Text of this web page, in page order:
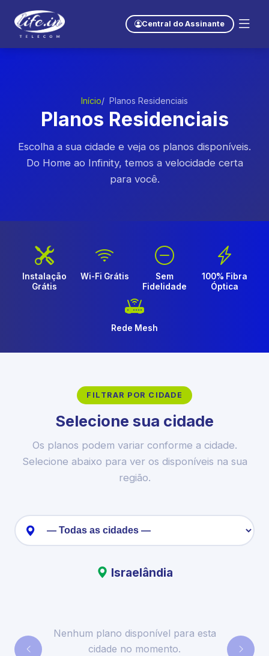
Central do Assinante
Início Planos Residenciais
Planos Residenciais
Escolha a sua cidade e veja os planos disponíveis.
Do Home ao Infinity, temos a velocidade certa
para você.
Instalação
Grátis
Wi-Fi Grátis
Sem
Fidelidade
100% Fibra
Óptica
Rede Mesh
FILTRAR POR CIDADE
Selecione sua cidade
Os planos podem variar conforme a cidade.
Selecione abaixo para ver os disponíveis na sua
região.
Israelândia
Nenhum plano disponível para esta
cidade no momento.